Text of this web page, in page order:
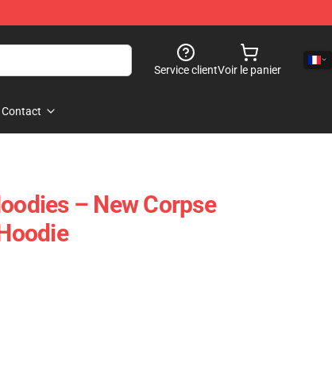
Service clientVoir le panier
Contact
– New Corpse